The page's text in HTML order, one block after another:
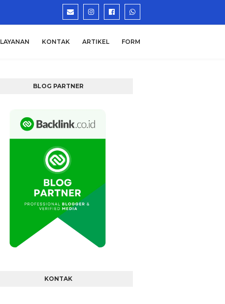
LAYANAN KONTAK ARTIKEL FORM
BLOG PARTNER
KONTAK